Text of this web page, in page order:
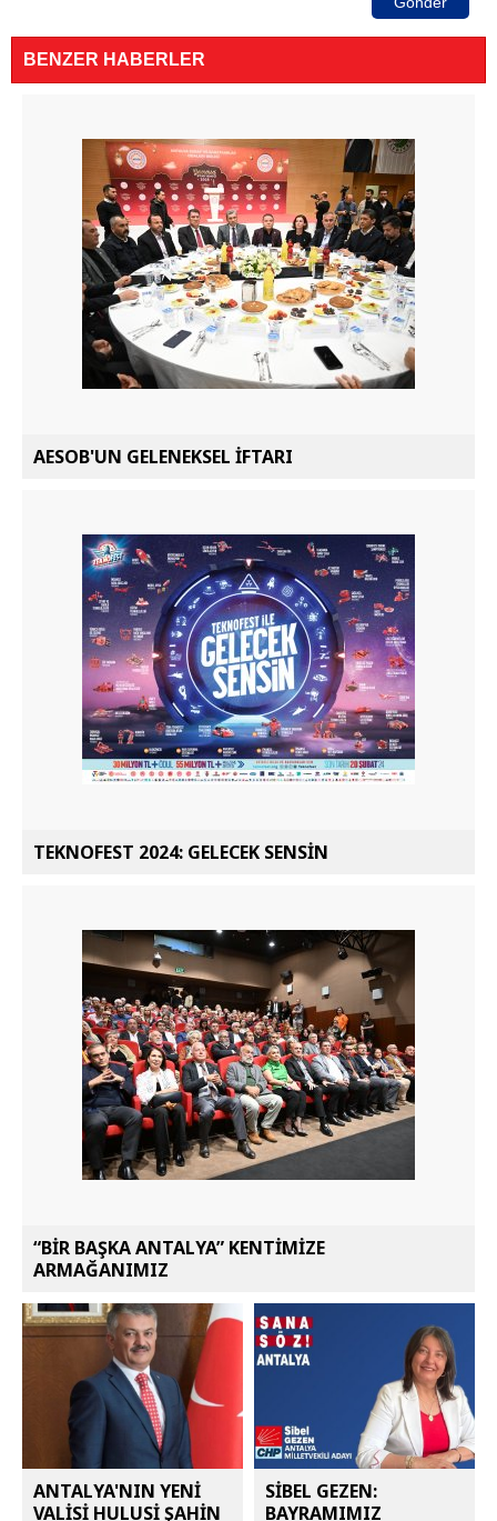
BENZER HABERLER
AESOB'UN GELENEKSEL İFTARI
TEKNOFEST 2024: GELECEK SENSİN
“BİR BAŞKA ANTALYA” KENTİMİZE
ARMAĞANIMIZ
ANTALYA'NIN YENİ
VALİSİ HULUSİ ŞAHİN
SİBEL GEZEN:
BAYRAMIMIZ